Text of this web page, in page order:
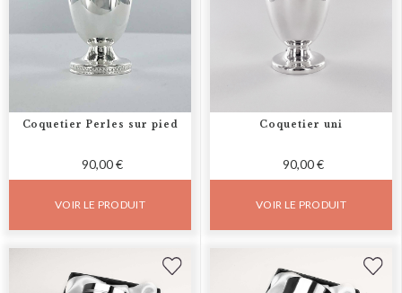
Coquetier Perles sur pied
90,00 €
VOIR LE PRODUIT
Coquetier uni
90,00 €
VOIR LE PRODUIT